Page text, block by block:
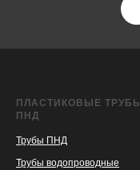
ПЛАСТИКОВЫЕ ТРУБЫ
ПНД
Трубы ПНД
Трубы водопроводные